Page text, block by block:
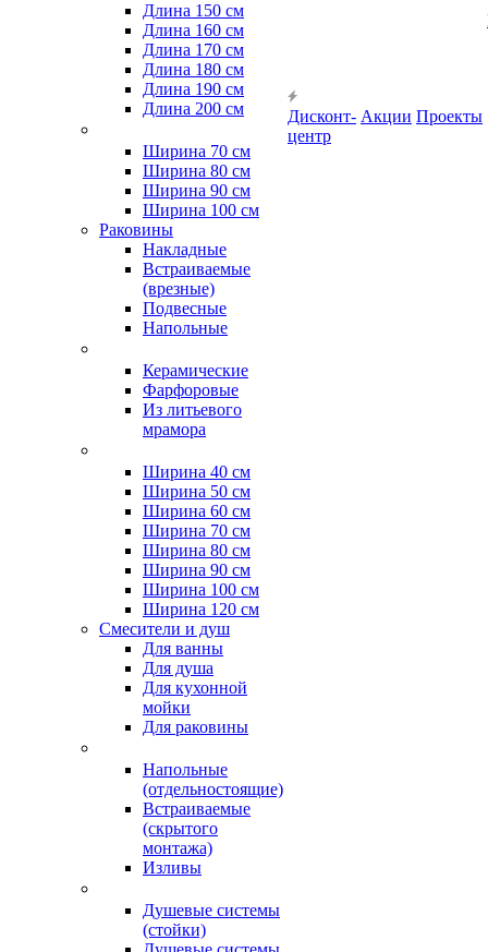
Длина 150 см
Длина 160 см
Длина 170 см
Длина 180 см
Длина 190 см
Длина 200 см
Ширина 70 см
Ширина 80 см
Ширина 90 см
Ширина 100 см
Раковины
Накладные
Встраиваемые
(врезные)
Подвесные
Напольные
Керамические
Фарфоровые
Из литьевого
мрамора
Ширина 40 см
Ширина 50 см
Ширина 60 см
Ширина 70 см
Ширина 80 см
Ширина 90 см
Ширина 100 см
Ширина 120 см
Смесители и душ
Для ванны
Для душа
Для кухонной
мойки
Для раковины
Напольные
(отдельностоящие)
Встраиваемые
(скрытого
монтажа)
Изливы
Душевые системы
(стойки)
Дисконт-
центр
Акции Проекты